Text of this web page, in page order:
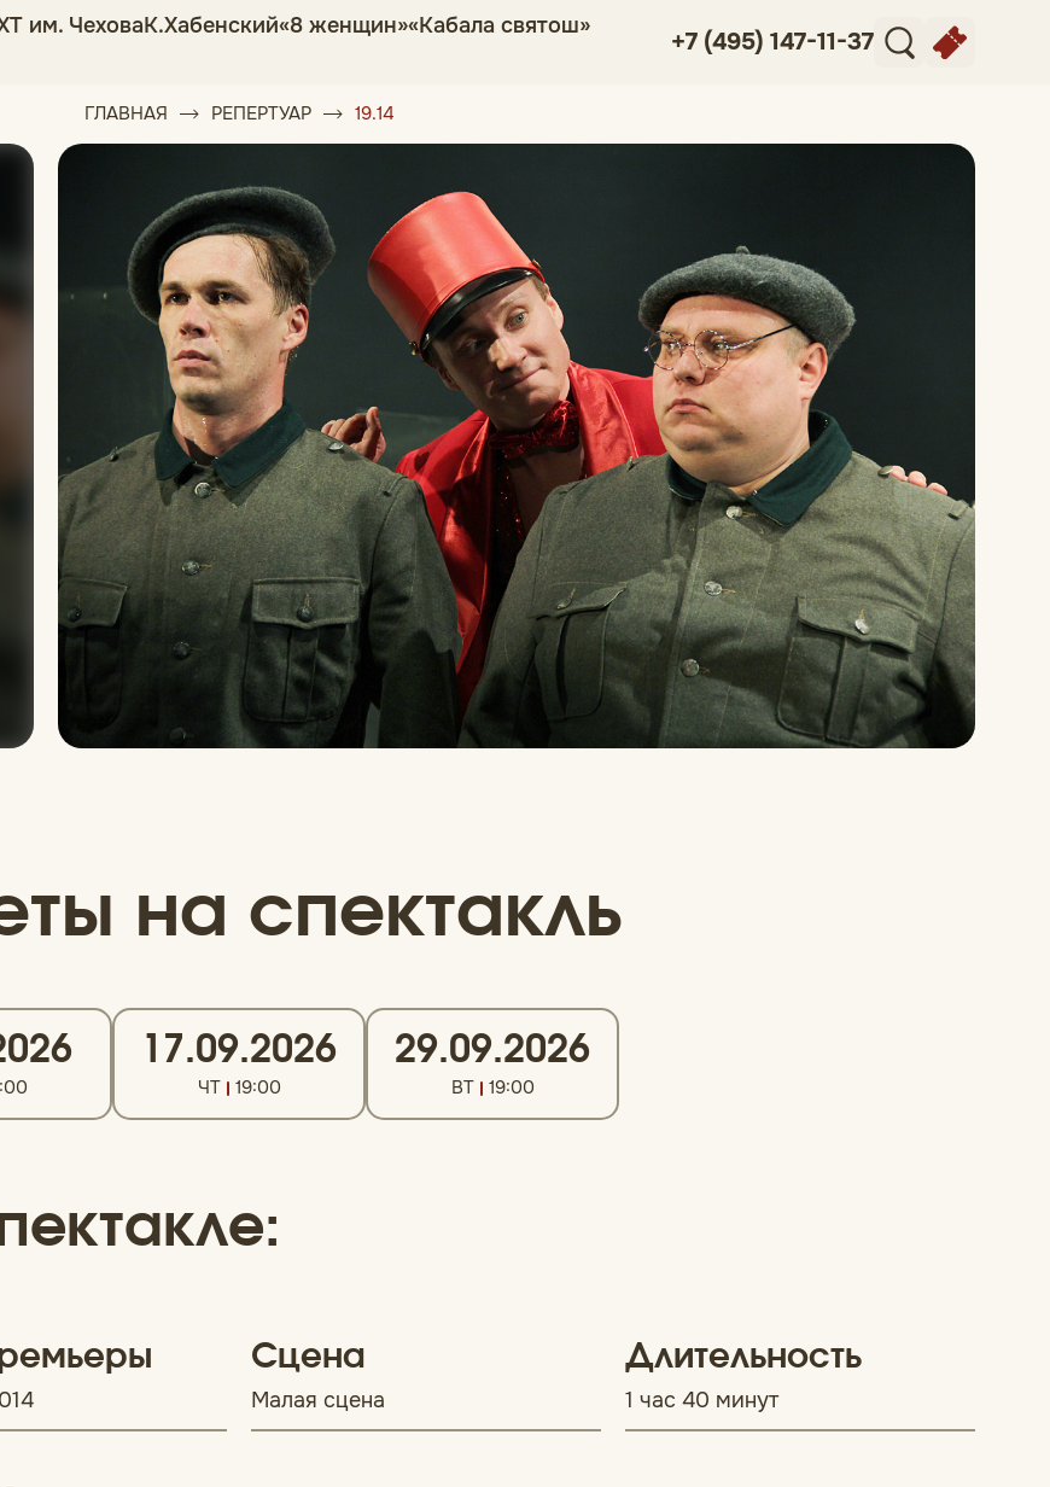
им. ЧеховаК.Хабенский«8 женщин»«Кабала святош»
+7 (495) 147-11-37
ГЛАВНАЯ РЕПЕРТУАР 19.14
на спектакль
17.09.2026
ЧТ 19:00
29.09.2026
ВТ 19:00
Сцена
Малая сцена
Длительность
1 час 40 минут